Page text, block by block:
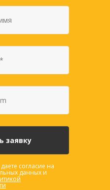
согласие на
данных и